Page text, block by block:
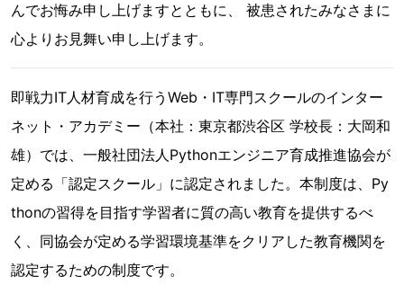
んでお悔み申し上げますとともに、 被患されたみなさまに
心よりお見舞い申し上げます。
即戦力IT人材育成を行うWeb・IT専門スクールのインター
ネット・アカデミー（本社：東京都渋谷区 学校長：大岡和
雄）では、一般社団法人Pythonエンジニア育成推進協会が
定める「認定スクール」に認定されました。本制度は、Py
thonの習得を目指す学習者に質の高い教育を提供するべ
く、同協会が定める学習環境基準をクリアした教育機関を
認定するための制度です。